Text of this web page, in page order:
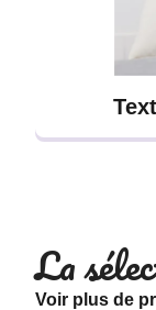
La
Voir plus de